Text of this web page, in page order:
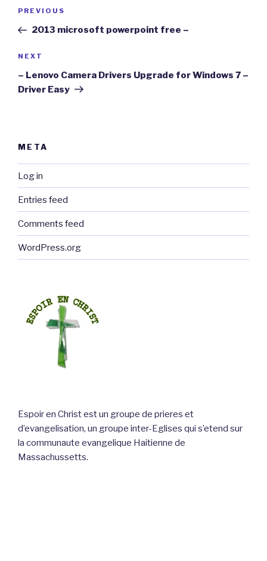
Previous
Post
PREVIOUS
2013 microsoft powerpoint free –
Next
Post
NEXT
– Lenovo Camera Drivers Upgrade for Windows 7 –
Driver Easy
META
Log in
Entries feed
Comments feed
WordPress.org
Espoir en Christ est un groupe de prieres et
d’evangelisation, un groupe inter-Eglises qui s’etend sur
la communaute evangelique Haitienne de
Massachussetts.